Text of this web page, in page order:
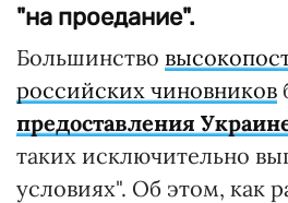
"на проедание".
Большинство
российских чиновников
предоставления
таких исключительно
условиях". Об этом, как